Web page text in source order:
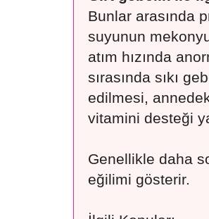
Bunlar arasında
suyunun
atım hızında
sırasında sıkı
edilmesi,
vitamini desteği
Genellikle daha
eğilimi gösterir.